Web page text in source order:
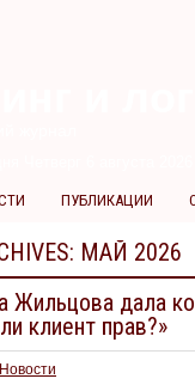
ПУБЛИКАЦИИ
МАЙ 2026
Жильцова дала
клиент прав?»
Новости